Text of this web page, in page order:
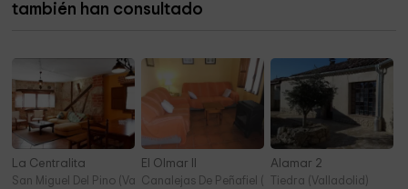
también han consultado
La Centralita
San Miguel Del Pino (Valladolid)
El Olmar II
Canalejas De Peñafiel (Valladolid)
Alamar 2
Tiedra (Valladolid)